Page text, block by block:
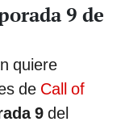
9 de
quiere
de Call of
9 del